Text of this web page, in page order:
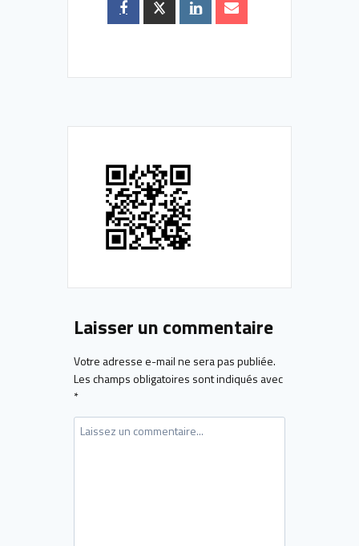
Laisser un commentaire
Votre adresse e-mail ne sera pas publiée.
Les champs obligatoires sont indiqués avec
*